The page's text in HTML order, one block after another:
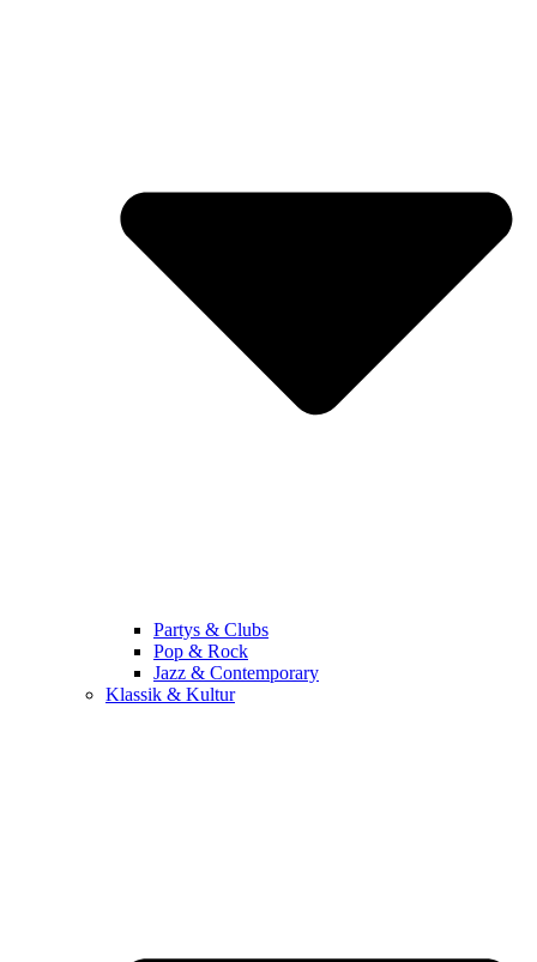
Partys & Clubs
Pop & Rock
Jazz & Contemporary
Klassik & Kultur